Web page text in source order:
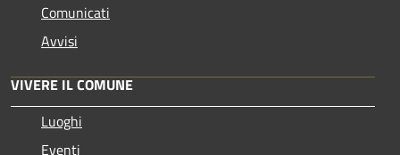
Comunicati
Avvisi
VIVERE IL COMUNE
Luoghi
Eventi